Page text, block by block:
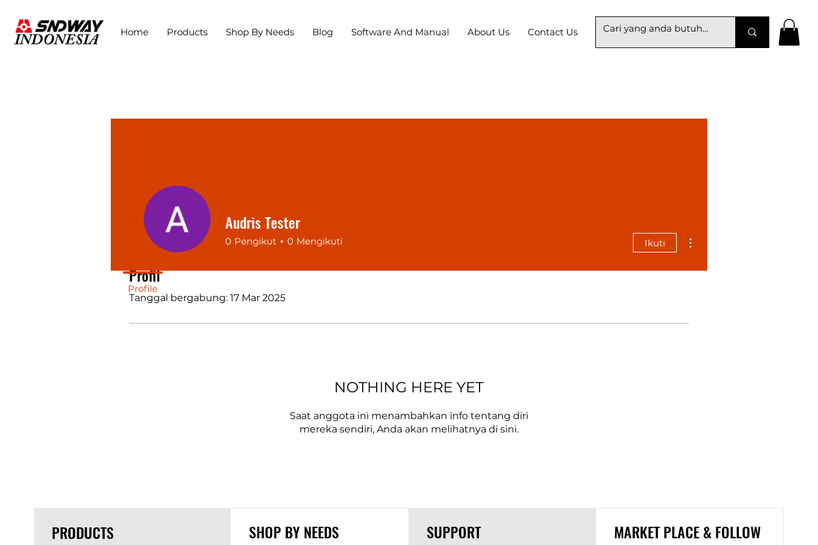
Home Products Shop By Needs Blog Software And Manual About Us Contact Us
Profil
Tanggal bergabung: 17 Mar 2025
NOTHING HERE YET
Saat anggota ini menambahkan info tentang diri
mereka sendiri, Anda akan melihatnya di sini.
Audris Tester
0 Pengikut 0 Mengikuti Ikuti
Profile
PRODUCTS SHOP BY NEEDS SUPPORT MARKET PLACE & FOLLOW